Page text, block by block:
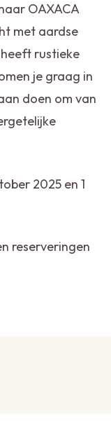
OAXACA
met aardse
rustieke
je graag in
doen om van
2025 en 1
reserveringen